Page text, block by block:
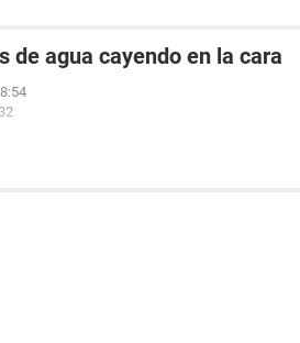
de agua cayendo en la cara